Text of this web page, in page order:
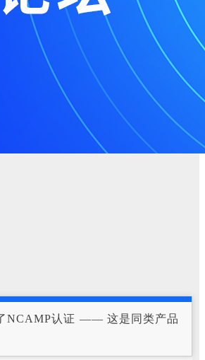
NCAMP认证 —— 这是同类产品